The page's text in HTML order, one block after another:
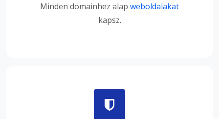
Minden domainhez alap weboldalakat
kapsz.